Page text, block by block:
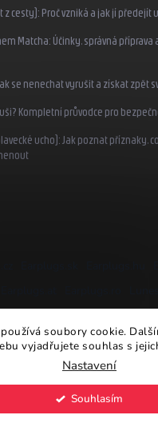
soubory cookie.
vyjadřujete souhlas s
Nastavení
Souhlasím
z cesty): Proč vzniká a jak jí předejít
Matcha: Účinky, správná
se nenechat vyrušit a získat zpět
Kompletní průvodce pro
ucho): Jak poznat příznaky,
Vytvořil Shoptet
2026Earplugs.cz. Všechna